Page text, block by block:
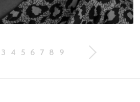
3 4 5 6 7 8 9